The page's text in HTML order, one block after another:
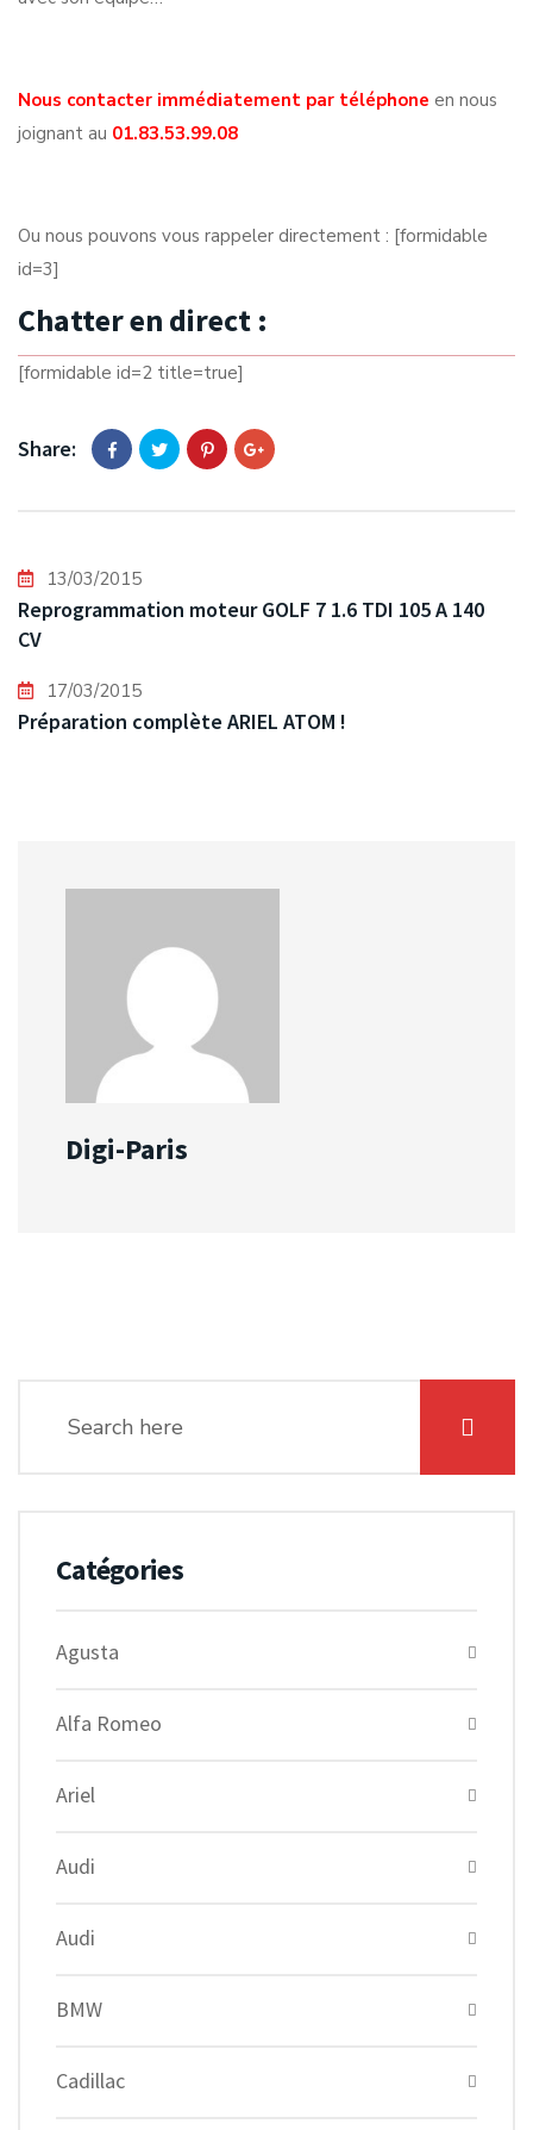
Nous contacter immédiatement par téléphone en nous
joignant au 01.83.53.99.08
Ou nous pouvons vous rappeler directement : [formidable
id=3]
Chatter en direct :
[formidable id=2 title=true]
Share:
13/03/2015
Reprogrammation moteur GOLF 7 1.6 TDI 105 A 140
CV
17/03/2015
Préparation complète ARIEL ATOM !
Digi-Paris
Catégories
Agusta
Alfa Romeo
Ariel
Audi
Audi
BMW
Cadillac